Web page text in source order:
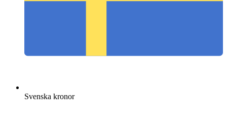
Svenska kronor